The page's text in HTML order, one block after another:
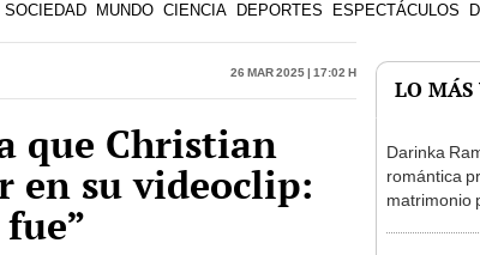
SOCIEDAD MUNDO CIENCIA DEPORTES ESPECTÁCULOS
26 Mar 2025 | 17:02 h
que Christian
en su videoclip:
LO MÁS
Darinka
romántica
matrimonio